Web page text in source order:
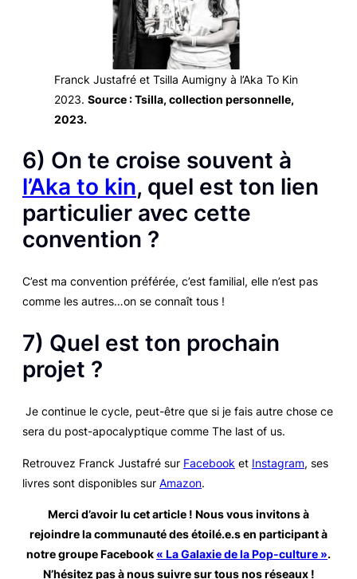
Franck Justafré et Tsilla Aumigny à l’Aka To Kin
2023. Source : Tsilla, collection personnelle,
2023.
6) On te croise souvent à
l’Aka to kin, quel est ton lien
particulier avec cette
convention ?
C’est ma convention préférée, c’est familial, elle n’est pas
comme les autres…on se connaît tous !
7) Quel est ton prochain
projet ?
Je continue le cycle, peut-être que si je fais autre chose ce
sera du post-apocalyptique comme The last of us.
Retrouvez Franck Justafré sur Facebook et Instagram, ses
livres sont disponibles sur Amazon.
Merci d’avoir lu cet article ! Nous vous invitons à
rejoindre la communauté des étoilé.e.s en participant à
notre groupe Facebook « La Galaxie de la Pop-culture ».
N’hésitez pas à nous suivre sur tous nos réseaux!